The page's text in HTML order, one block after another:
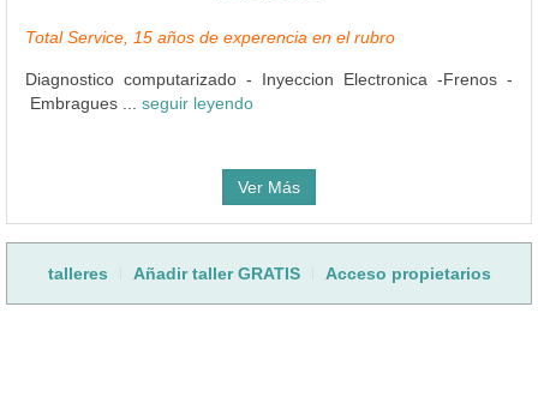
Total Service, 15 años de experencia en el rubro
Diagnostico computarizado - Inyeccion Electronica -Frenos -
Embragues ... seguir leyendo
Ver Más
talleres Añadir taller GRATIS Acceso propietarios